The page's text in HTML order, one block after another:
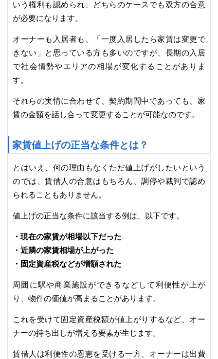
いう権利も認められ、どちらのケースでも双方の合意
が必要になります。
オーナーも入居者も、「一度入居したら家賃は変更で
きない」と思っている方も多いのですが、長期の入居
で社会情勢やエリアの相場が変化することがありま
す。
それらの実情に合わせて、契約期間中であっても、家
賃の金額を話し合って変更することが可能なのです。
家賃値上げの正当な条件とは？
とはいえ、何の理由もなくただ値上げがしたいという
のでは、賃借人の合意はもちろん、調停や裁判で認め
られることもありません。
値上げの正当な条件に該当する例は、以下です。
・現在の家賃が相場以下だった
・近隣の家賃相場が上がった
・固定資産税などが増額された
周囲に駅や商業施設ができるなどして利便性が上が
り、物件の価値が高まることがあります。
これを受けて固定資産税額が値上がりするなど、オー
ナーの持ち出しが増える要素が生じます。
賃借人は利便性の恩恵を受ける一方、オーナーは出費